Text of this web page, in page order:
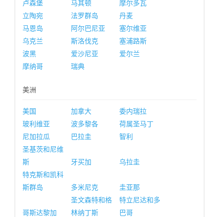
卢森堡
马其顿
摩尔多瓦
立陶宛
法罗群岛
丹麦
马恩岛
阿尔巴尼亚
塞尔维亚
乌克兰
斯洛伐克
塞浦路斯
波黑
爱沙尼亚
爱尔兰
摩纳哥
瑞典
美洲
美国 加拿大
委内瑞拉
玻利维亚
波多黎各
荷属圣马丁
尼加拉瓜
巴拉圭
智利
圣基茨和尼维
斯
牙买加
乌拉圭
特克斯和凯科
斯群岛
多米尼克 圭亚那
哥斯达黎加
圣文森特和格
林纳丁斯
特立尼达和多
巴哥